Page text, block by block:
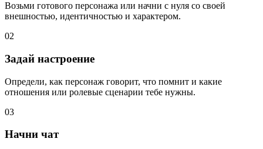
Возьми готового персонажа или начни с нуля со своей
внешностью, идентичностью и характером.
02
Задай настроение
Определи, как персонаж говорит, что помнит и какие
отношения или ролевые сценарии тебе нужны.
03
Начни чат